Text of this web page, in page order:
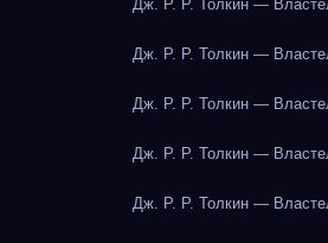
Дж. Р. Р. Толкин —
Дж. Р. Р. Толкин —
Дж. Р. Р. Толкин —
Дж. Р. Р. Толкин —
Дж. Р. Р. Толкин —